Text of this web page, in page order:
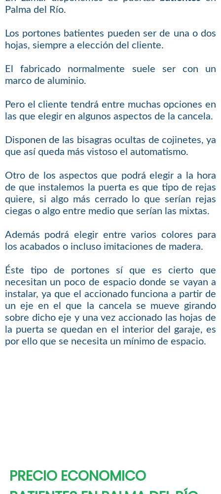
Palma del Río.
Los portones batientes pueden ser de una o dos
hojas, siempre a elección del cliente.
El fabricado normalmente suele ser con un
marco de aluminio.
Pero el cliente tendrá entre muchas opciones en
las que elegir en algunos aspectos de la cancela.
Disponen de las bisagras ocultas de cojinetes, ya
que así queda más vistoso el automatismo.
Otro de los aspectos que podrá elegir a la hora
de que instalemos la puerta es que tipo de rejas
quiere, si algo más cerrado lo que serían rejas
ciegas o algo entre medio que serían las mixtas.
Además podrá elegir entre varios colores para
los acabados o incluso imitaciones de madera.
Éste tipo de portones sí que es cierto que
necesitan un poco de espacio donde se vayan a
instalar, ya que el accionado funciona a partir de
un eje en el que la cancela se mueve girando
sobre dicho eje y una vez accionado las hojas de
la puerta se quedan en el interior del garaje, es
por ello que se necesita un mínimo de espacio.
PRECIO ECONOMICO